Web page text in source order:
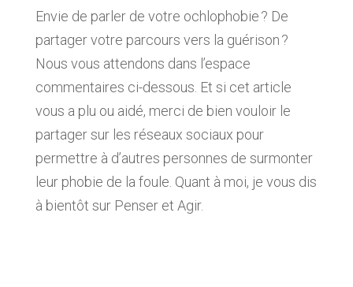
Envie de parler de votre ochlophobie ? De
partager votre parcours vers la guérison ?
Nous vous attendons dans l’espace
commentaires ci-dessous. Et si cet article
vous a plu ou aidé, merci de bien vouloir le
partager sur les réseaux sociaux pour
permettre à d’autres personnes de surmonter
leur phobie de la foule. Quant à moi, je vous dis
à bientôt sur Penser et Agir.